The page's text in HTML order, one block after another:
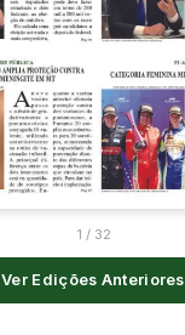
1 / 32
Ver Edições Anteriores